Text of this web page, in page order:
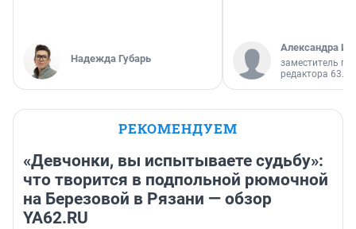
Надежда Губарь
Александра
заместитель
редактора 63.RU
РЕКОМЕНДУЕМ
«Девчонки, вы испытываете судьбу»:
что творится в подпольной рюмочной
на Березовой в Рязани — обзор
YA62.RU